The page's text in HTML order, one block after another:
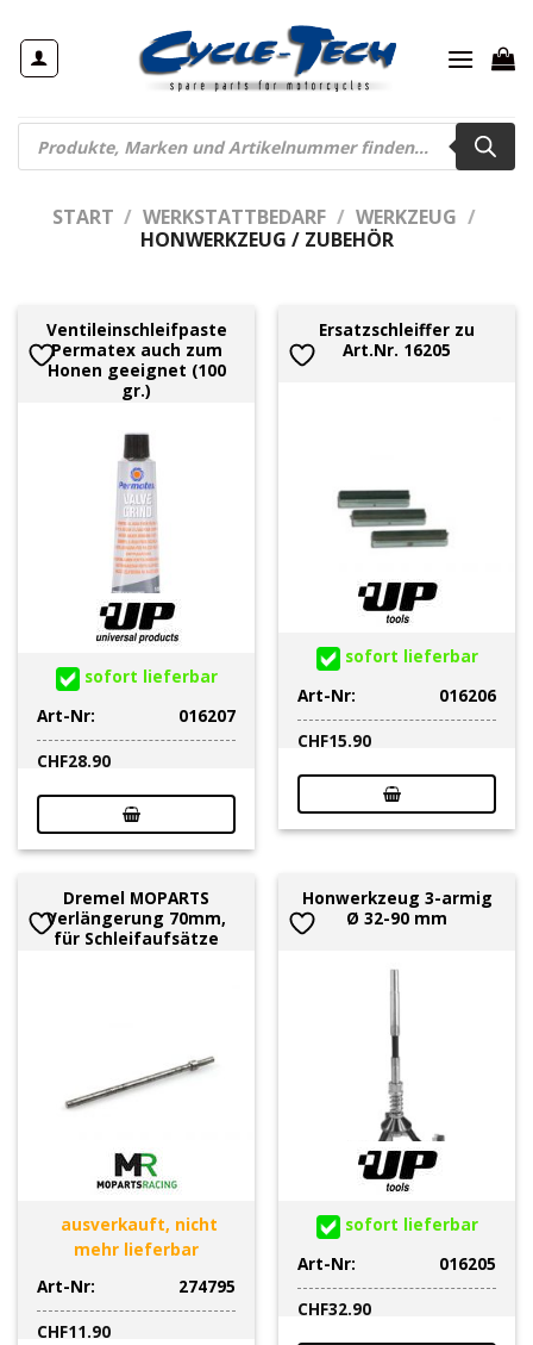
Inhalt
springen
Products
search
START / WERKSTATTBEDARF / WERKZEUG /
HONWERKZEUG / ZUBEHÖR
Ventileinschleifpaste
Permatex auch zum
Honen geeignet (100
gr.)
sofort lieferbar
Art-Nr:
016207
CHF28.90
Ersatzschleiffer zu
Art.Nr. 16205
sofort lieferbar
Art-Nr:
016206
CHF15.90
Dremel MOPARTS
Verlängerung 70mm,
für Schleifaufsätze
ausverkauft, nicht
mehr lieferbar
Art-Nr:
274795
CHF11.90
Honwerkzeug 3-armig
Ø 32-90 mm
sofort lieferbar
Art-Nr:
016205
CHF32.90